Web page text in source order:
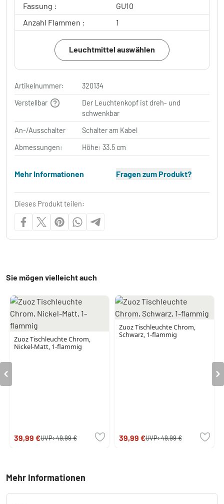
Fassung :
GU10
Anzahl Flammen :
1
Leuchtmittel auswählen
Artikelnummer:
320134
Verstellbar
Der Leuchtenkopf ist dreh- und
schwenkbar
An-/Ausschalter
Schalter am Kabel
Abmessungen:
Höhe: 33.5 cm
Mehr Informationen Fragen zum Produkt?
Dieses Produkt teilen:
Sie mögen vielleicht auch
Zuoz Tischleuchte Chrom,
Nickel-Matt, 1-flammig
39,99 €UVP:49,99 €
Zuoz Tischleuchte Chrom,
Schwarz, 1-flammig
39,99 €UVP:49,99 €
Mehr Informationen